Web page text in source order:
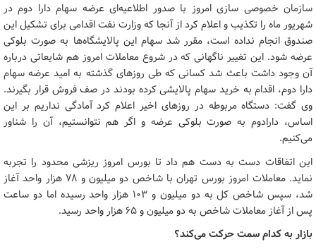
سازمان خصوصی سازی امروز با صدور اطلاعیه‌ای عرضه سهام دارا دوم در
شهریور ماه را تکذیب و اعلام کرد از آنجا که وزارت نفت اقدامی برای تشکیل این
صندوق انجام نداده است، مقرر شد سهام این پالایشگاه‌ها به صورت بلوکی
عرضه شود. این تغییر ناگهانی که در شروع معاملات امروز هم شایعاتی درباره
آن وجود داشت باعث شد کسانی که طی روزهای گذشته به امید عرضه سهام
دارا دوم، اقدام به خرید سهام پالایشی کرده بودند در صف فروش قرار بگیرند.
وی گفت: دستگاه مربوطه در روزهای اخیر اعلام کرد آمادگی نداریم بر این
اساس، دارادوم به صورت بلوکی عرضه و اگر هم نتوانستیم، آن را شناور
می‌کنیم.
این اتفاقات دست به دست هم داد تا بورس امروز ریزشی محدود را تجربه
نماید. معاملات امروز بورس تهران با شاخص دو میلیون و ۷۸ هزار واحد آغاز
شد، سپس شاخص کل به دو میلیون و ۱۰۳ هزار واحد رسیده اما دو ساعت
پس از آغاز معاملات شاخص به دو میلیون و ۶۵ هزار واحد رسید.
بازار به کدام سمت حرکت می‌کند؟